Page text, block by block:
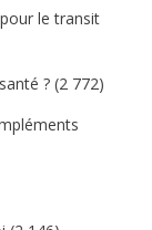
le transit
? (2 772)